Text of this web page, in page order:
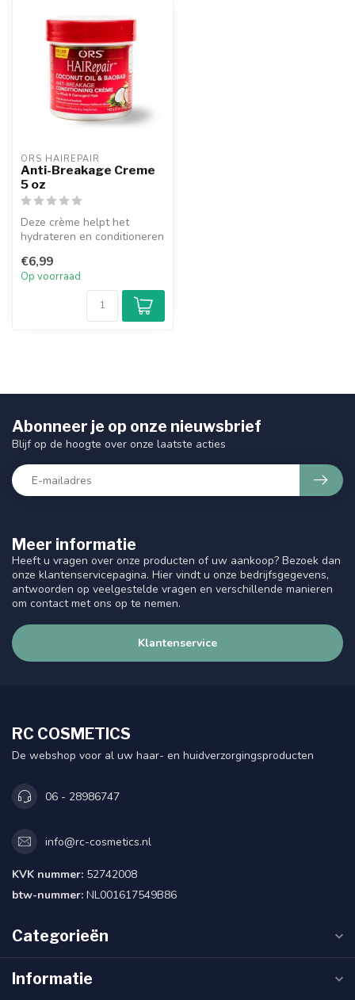
ORS HAIREPAIR
Anti-Breakage Creme
5 oz
Deze crème helpt het
hydrateren en conditioneren
haar.
€6,99
Op voorraad
Meer informatie
Heeft u vragen over onze producten of uw aankoop? Bezoek dan
onze klantenservicepagina. Hier vindt u onze bedrijfsgegevens,
antwoorden op veelgestelde vragen en verschillende manieren
om contact met ons op te nemen.
Klantenservice
Abonneer je op onze nieuwsbrief
Blijf op de hoogte over onze laatste acties
RC COSMETICS
De webshop voor al uw haar- en huidverzorgingsproducten
06 - 28986747
info@rc-cosmetics.nl
KVK nummer: 52742008
btw-nummer: NL001617549B86
Categorieën
Informatie